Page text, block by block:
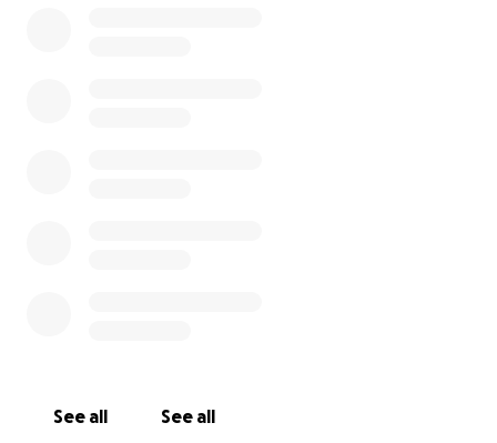
supplémentaires dont elle aura besoin, l’aide à la
See all See all